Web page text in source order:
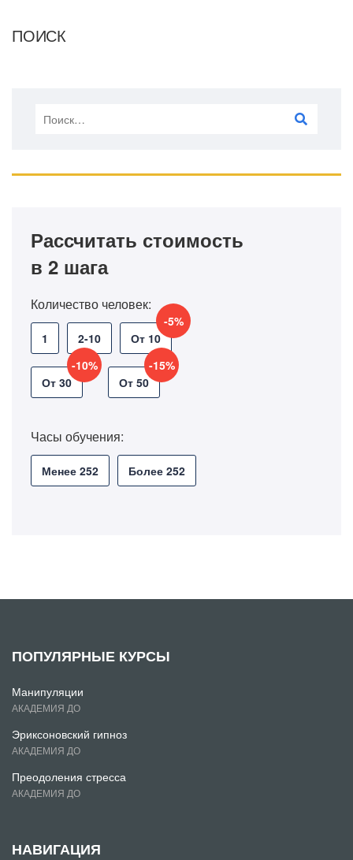
ПОИСК
Рассчитать стоимость
в 2 шага
Количество человек:
1 2-10 От 10
-5%
От 30
-10%
От 50
-15%
Часы обучения:
Менее 252 Более 252
ПОПУЛЯРНЫЕ КУРСЫ
Манипуляции
АКАДЕМИЯ ДО
Эриксоновский гипноз
АКАДЕМИЯ ДО
Преодоления стресса
АКАДЕМИЯ ДО
НАВИГАЦИЯ